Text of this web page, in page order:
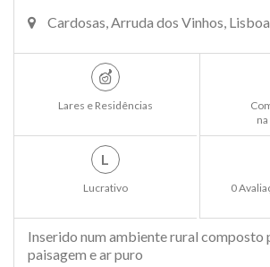
Cardosas, Arruda dos Vinhos, Lisboa
Lares e Residências
L
Lucrativo 0
Inserido num ambiente rural composto
paisagem e ar puro